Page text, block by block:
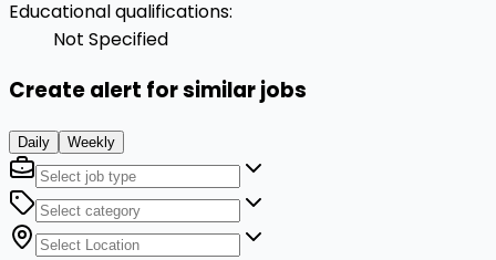
Educational qualifications:
Not Specified
Create alert for similar jobs
Daily Weekly